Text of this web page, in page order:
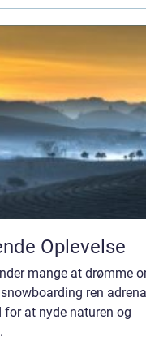
Oplevelse
mange at drømme
ren
for at nyde naturen og